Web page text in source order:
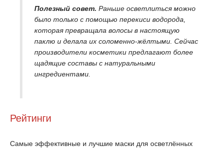
Полезный совет. Раньше осветлиться можно
было только с помощью перекиси водорода,
которая превращала волосы в настоящую
паклю и делала их соломенно-жёлтыми. Сейчас
производители косметики предлагают более
щадящие составы с натуральными
ингредиентами.
Рейтинги
Самые эффективные и лучшие маски для осветлённых